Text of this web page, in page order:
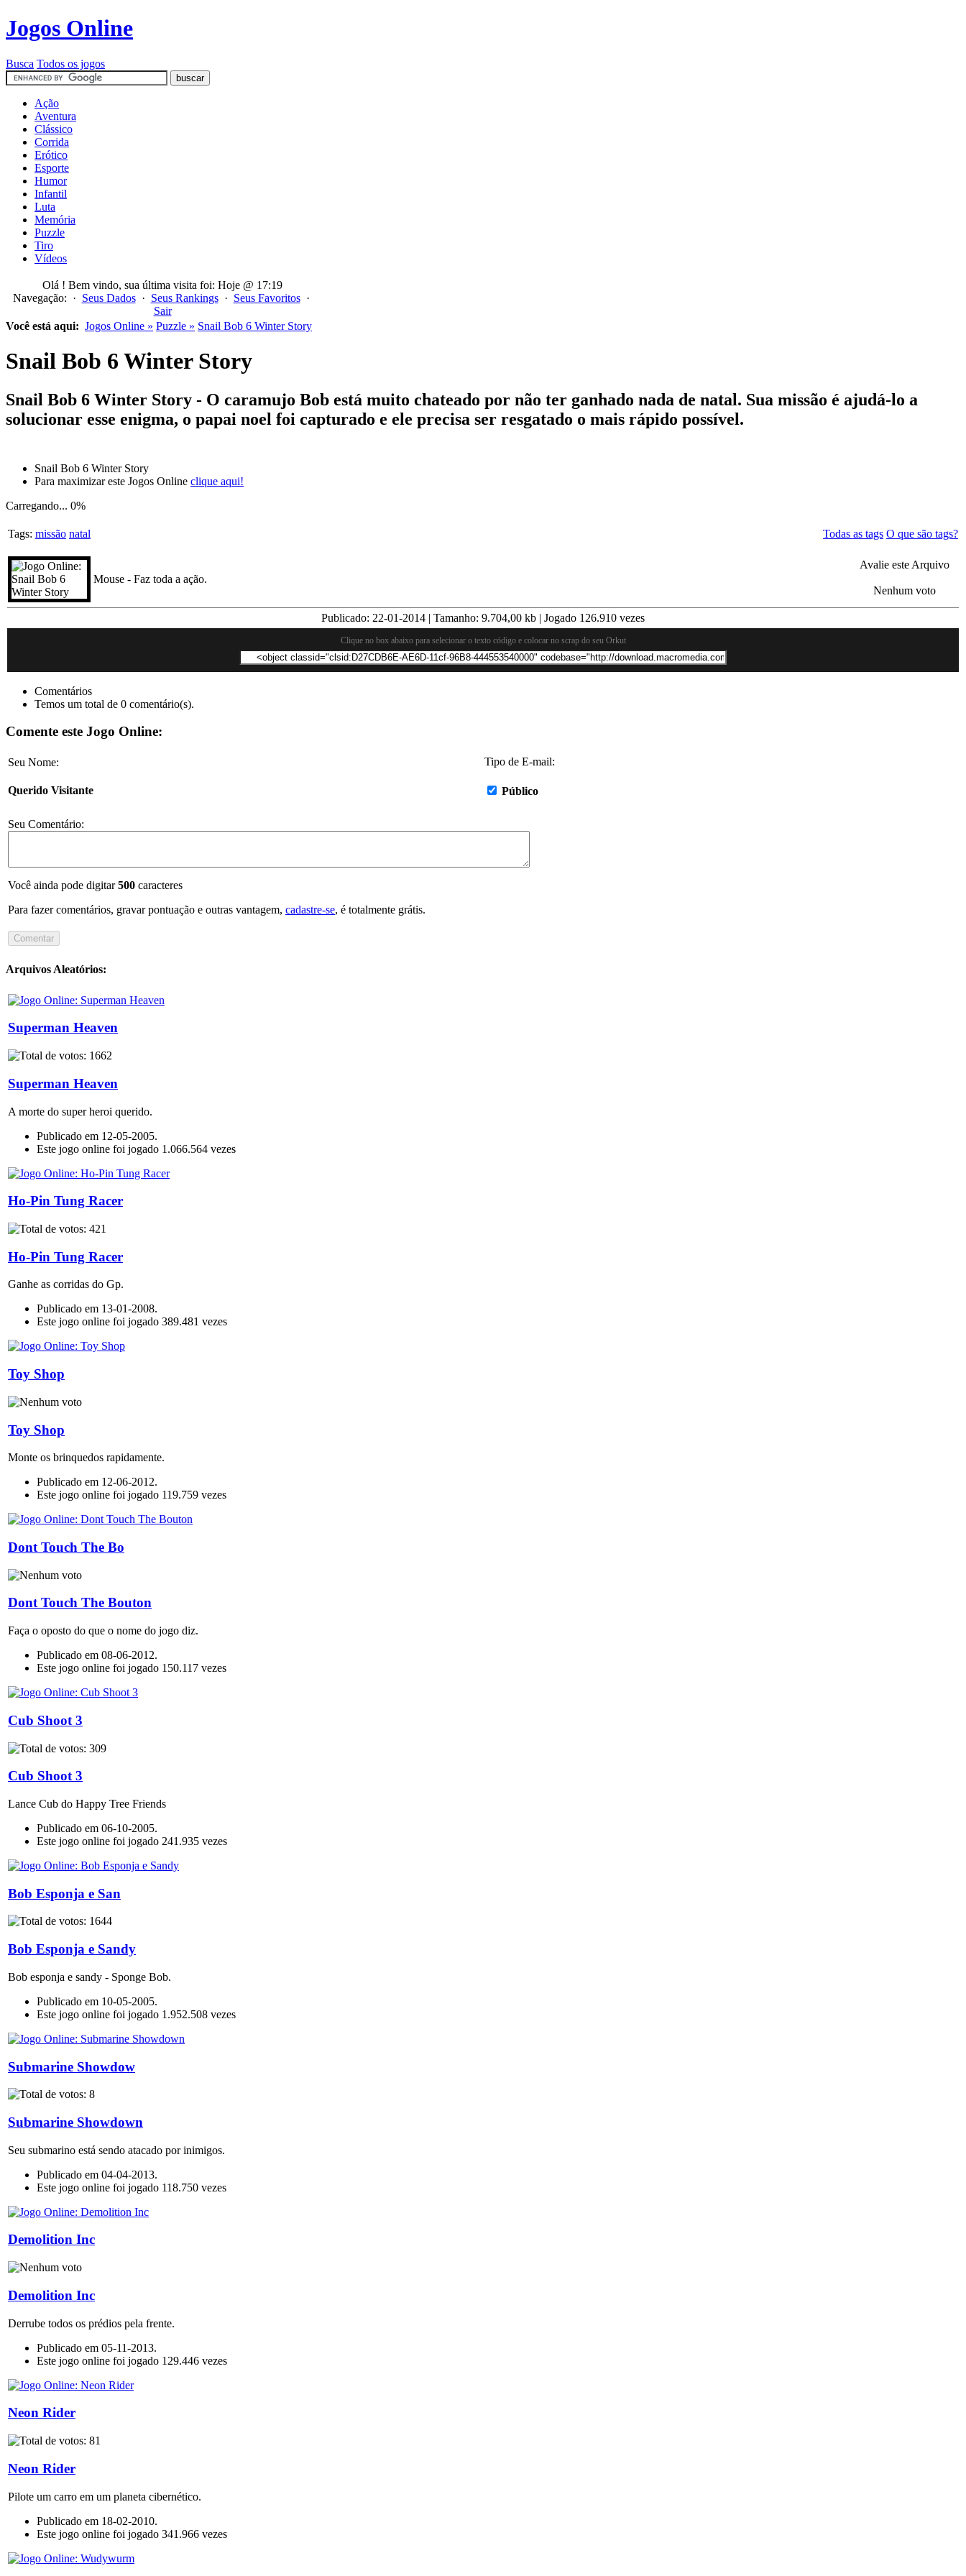
Jogos Online
Busca Todos os jogos
Ação
Aventura
Clássico
Corrida
Erótico
Esporte
Humor
Infantil
Luta
Memória
Puzzle
Tiro
Vídeos
Olá ! Bem vindo, sua última visita foi: Hoje @ 17:19
Navegação: · Seus Dados· Seus Rankings· Seus Favoritos·
Sair
Você está aqui: Jogos Online » Puzzle » Snail Bob 6 Winter Story
Snail Bob 6 Winter Story
Snail Bob 6 Winter Story - O caramujo Bob está muito chateado por não ter ganhado nada de natal. Sua missão é ajudá-lo a
solucionar esse enigma, o papai noel foi capturado e ele precisa ser resgatado o mais rápido possível.
Snail Bob 6 Winter Story
Para maximizar este Jogos Online clique aqui!
Carregando... 0%
Tags: missão natal Todas as tags O que são tags?
Mouse - Faz toda a ação.
Avalie este Arquivo
Nenhum voto
Publicado: 22-01-2014 | Tamanho: 9.704,00 kb | Jogado 126.910 vezes
Clique no box abaixo para selecionar o texto código e colocar no scrap do seu Orkut
Comentários
Temos um total de 0 comentário(s).
Comente este Jogo Online:
Seu Nome:
Querido Visitante
Tipo de E-mail:
Público
Seu Comentário:
Você ainda pode digitar500 caracteres
Para fazer comentários, gravar pontuação e outras vantagem, cadastre-se, é totalmente grátis.
Arquivos Aleatórios:
Superman Heaven
Superman Heaven
A morte do super heroi querido.
Publicado em 12-05-2005.
Este jogo online foi jogado 1.066.564 vezes
Ho-Pin Tung Racer
Ho-Pin Tung Racer
Ganhe as corridas do Gp.
Publicado em 13-01-2008.
Este jogo online foi jogado 389.481 vezes
Toy Shop
Toy Shop
Monte os brinquedos rapidamente.
Publicado em 12-06-2012.
Este jogo online foi jogado 119.759 vezes
Dont Touch The Bo
Dont Touch The Bouton
Faça o oposto do que o nome do jogo diz.
Publicado em 08-06-2012.
Este jogo online foi jogado 150.117 vezes
Cub Shoot 3
Cub Shoot 3
Lance Cub do Happy Tree Friends
Publicado em 06-10-2005.
Este jogo online foi jogado 241.935 vezes
Bob Esponja e San
Bob Esponja e Sandy
Bob esponja e sandy - Sponge Bob.
Publicado em 10-05-2005.
Este jogo online foi jogado 1.952.508 vezes
Submarine Showdow
Submarine Showdown
Seu submarino está sendo atacado por inimigos.
Publicado em 04-04-2013.
Este jogo online foi jogado 118.750 vezes
Demolition Inc
Demolition Inc
Derrube todos os prédios pela frente.
Publicado em 05-11-2013.
Este jogo online foi jogado 129.446 vezes
Neon Rider
Neon Rider
Pilote um carro em um planeta cibernético.
Publicado em 18-02-2010.
Este jogo online foi jogado 341.966 vezes